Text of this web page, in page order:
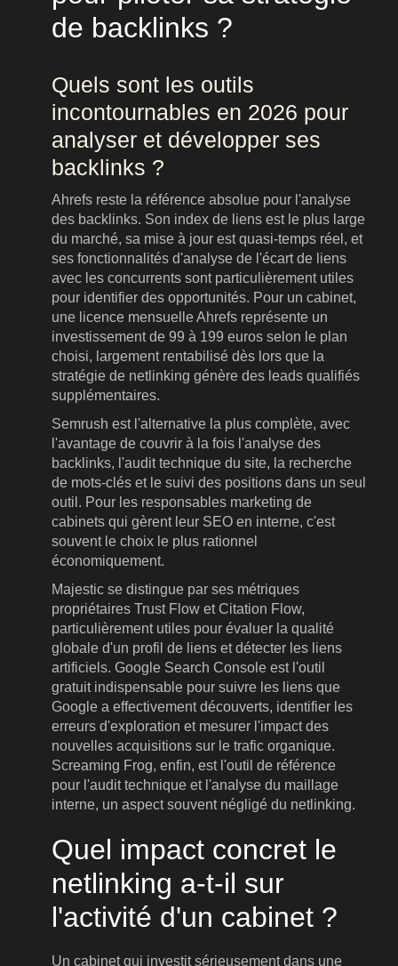
de backlinks ?
Quels sont les outils
incontournables en 2026 pour
analyser et développer ses
backlinks ?
Ahrefs reste la référence absolue pour l'analyse
des backlinks. Son index de liens est le plus large
du marché, sa mise à jour est quasi-temps réel, et
ses fonctionnalités d'analyse de l'écart de liens
avec les concurrents sont particulièrement utiles
pour identifier des opportunités. Pour un cabinet,
une licence mensuelle Ahrefs représente un
investissement de 99 à 199 euros selon le plan
choisi, largement rentabilisé dès lors que la
stratégie de netlinking génère des leads qualifiés
supplémentaires.
Semrush est l'alternative la plus complète, avec
l'avantage de couvrir à la fois l'analyse des
backlinks, l'audit technique du site, la recherche
de mots-clés et le suivi des positions dans un seul
outil. Pour les responsables marketing de
cabinets qui gèrent leur SEO en interne, c'est
souvent le choix le plus rationnel
économiquement.
Majestic se distingue par ses métriques
propriétaires Trust Flow et Citation Flow,
particulièrement utiles pour évaluer la qualité
globale d'un profil de liens et détecter les liens
artificiels. Google Search Console est l'outil
gratuit indispensable pour suivre les liens que
Google a effectivement découverts, identifier les
erreurs d'exploration et mesurer l'impact des
nouvelles acquisitions sur le trafic organique.
Screaming Frog, enfin, est l'outil de référence
pour l'audit technique et l'analyse du maillage
interne, un aspect souvent négligé du netlinking.
Quel impact concret le
netlinking a-t-il sur
l'activité d'un cabinet ?
Un cabinet qui investit sérieusement dans une